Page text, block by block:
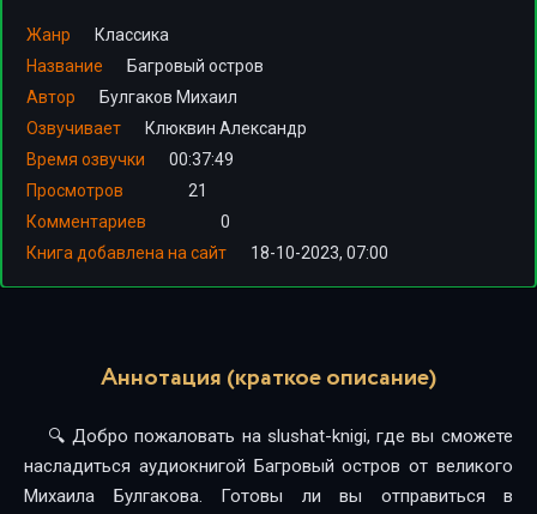
Жанр
Классика
Название
Багровый остров
Автор
Булгаков Михаил
Озвучивает
Клюквин Александр
Время озвучки
00:37:49
Просмотров
21
Комментариев
0
Книга добавлена на сайт
18-10-2023, 07:00
Аннотация (краткое описание)
🔍 Добро пожаловать на slushat-knigi, где вы сможете
насладиться аудиокнигой Багровый остров от великого
Михаила Булгакова. Готовы ли вы отправиться в